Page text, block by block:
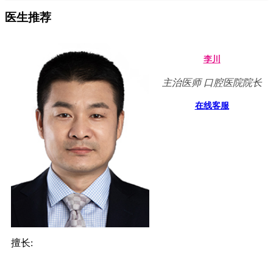
医生推荐
李川
主治医师 口腔医院院长
在线客服
擅长: